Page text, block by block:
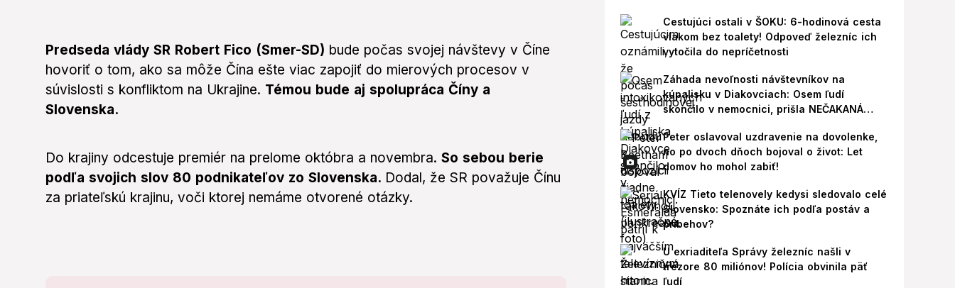
Predseda vlády SR Robert Fico (Smer-SD) bude počas svojej návštevy v Číne
hovoriť o tom, ako sa môže Čína ešte viac zapojiť do mierových procesov v
súvislosti s konfliktom na Ukrajine. Témou bude aj spolupráca Číny a
Slovenska.
Do krajiny odcestuje premiér na prelome októbra a novembra. So sebou berie
podľa svojich slov 80 podnikateľov zo Slovenska. Dodal, že SR považuje Čínu
za priateľskú krajinu, voči ktorej nemáme otvorené otázky.
Cestujúci ostali v ŠOKU: 6-hodinová cesta
vlakom bez toalety! Odpoveď železníc ich
vytočila do nepríčetnosti
Záhada nevoľnosti návštevníkov na
kúpalisku v Diakovciach: Osem ľudí
skončilo v nemocnici, prišla NEČAKANÁ
Peter oslavoval uzdravenie na dovolenke,
no po dvoch dňoch bojoval o život: Let
domov ho mohol zabiť!
KVÍZ Tieto telenovely kedysi sledovalo celé
Slovensko: Spoznáte ich podľa postáv a
príbehov?
U exriaditeľa Správy železníc našli v
trezore 80 miliónov! Polícia obvinila päť
ľudí